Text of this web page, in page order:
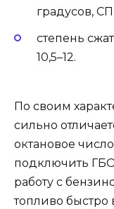
градусов,
степень
10,5–12.
По своим
сильно
октановое
подключить
работу с
топливо быстро